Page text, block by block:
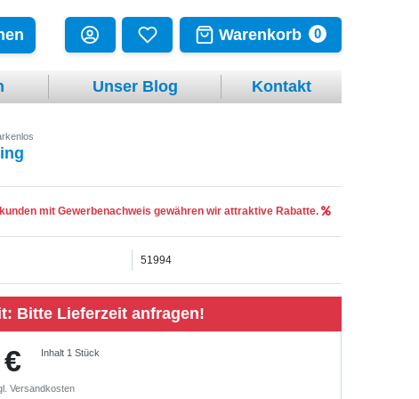
Warenkorb 0
Unser Blog Kontakt
mit Gewerbenachweis gewähren wir attraktive Rabatte.
51994
Bitte Lieferzeit anfragen!
Inhalt 1Stück
Versandkosten